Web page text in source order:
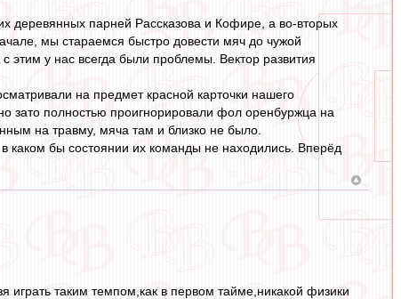
деревянных парней Рассказова и Кофире, а во-вторых
мы стараемся быстро довести мяч до чужой
этим у нас всегда были проблемы. Вектор развития
на предмет красной карточки нашего
зато полностью проигнорировали фол оренбуржца на
на травму, мяча там и близко не было.
каком бы состоянии их команды не находились. Вперёд
играть таким темпом,как в первом тайме,никакой физики